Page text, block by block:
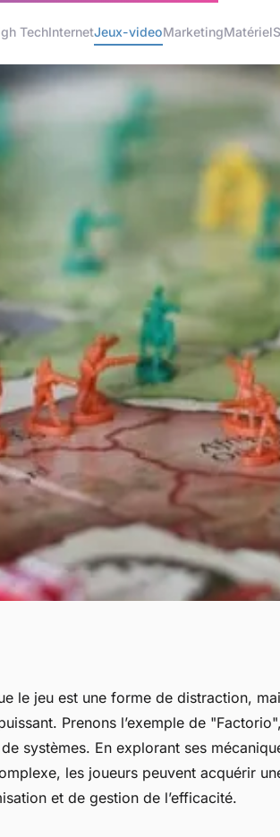
TechInternetJeux-videoMarketingMatériel
enseigne-t-il
et de
le jeu est une forme de distraction,
Prenons l’exemple de
systèmes. En explorant ses
les joueurs peuvent acquérir
et de gestion de l’efficacité.